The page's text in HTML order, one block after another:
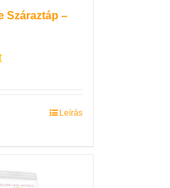
Száraztáp –
Leírás